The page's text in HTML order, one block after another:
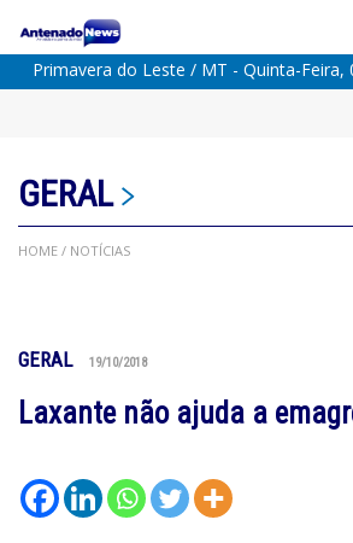
Primavera do Leste / MT - Quinta-Feira,
GERAL
HOME / NOTÍCIAS
GERAL 19/10/2018
Laxante não ajuda a